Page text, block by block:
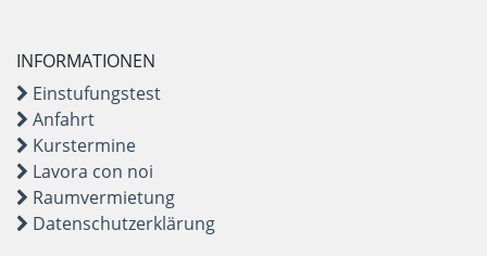
INFORMATIONEN
Einstufungstest
Anfahrt
Kurstermine
Lavora con noi
Raumvermietung
Datenschutzerklärung